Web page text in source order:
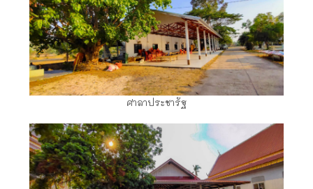
ศาลาประชารัฐ